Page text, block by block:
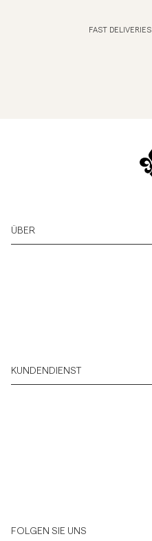
FAST DELIVERIES
ÜBER
KUNDENDIENST
FOLGEN SIE UNS